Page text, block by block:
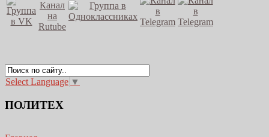
Select Language ▼
ПОЛИТЕХ